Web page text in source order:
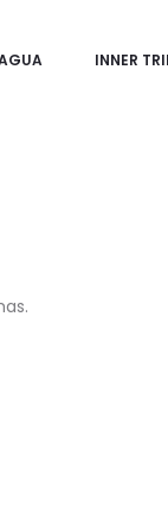
INNER